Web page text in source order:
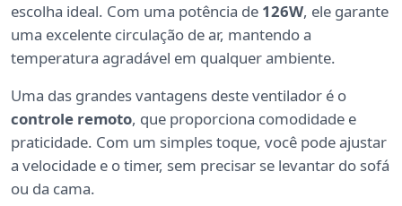
escolha ideal. Com uma potência de 126W, ele garante
uma excelente circulação de ar, mantendo a
temperatura agradável em qualquer ambiente.
Uma das grandes vantagens deste ventilador é o
controle remoto, que proporciona comodidade e
praticidade. Com um simples toque, você pode ajustar
a velocidade e o timer, sem precisar se levantar do sofá
ou da cama.